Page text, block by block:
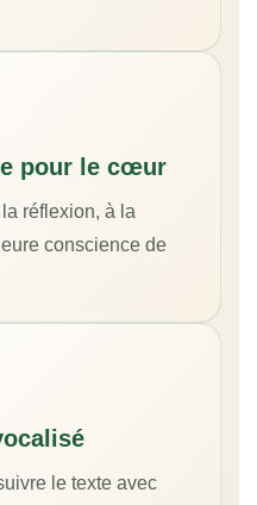
pour le cœur
réflexion, à la
conscience de
le texte avec